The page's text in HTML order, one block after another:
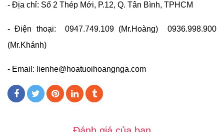
- Địa chỉ: Số 2 Thép Mới, P.12, Q. Tân Bình, TPHCM
- Điện thoại: 0947.749.109 (Mr.Hoàng) 0936.998.900
(Mr.Khánh)
- Email: lienhe@hoatuoihoangnga.com